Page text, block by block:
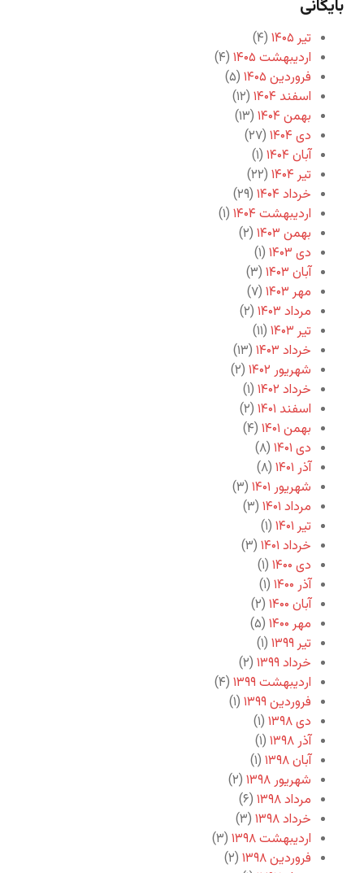
بایگانی
تیر ۱۴۰۵
(۴)
اردیبهشت ۱۴۰۵
(۴)
فروردین ۱۴۰۵
(۵)
اسفند ۱۴۰۴
(۱۲)
بهمن ۱۴۰۴
(۱۳)
دی ۱۴۰۴
(۲۷)
آبان ۱۴۰۴
(۱)
تیر ۱۴۰۴
(۲۲)
خرداد ۱۴۰۴
(۲۹)
اردیبهشت ۱۴۰۴
(۱)
بهمن ۱۴۰۳
(۲)
دی ۱۴۰۳
(۱)
آبان ۱۴۰۳
(۳)
مهر ۱۴۰۳
(۷)
مرداد ۱۴۰۳
(۲)
تیر ۱۴۰۳
(۱۱)
خرداد ۱۴۰۳
(۱۳)
شهریور ۱۴۰۲
(۲)
خرداد ۱۴۰۲
(۱)
اسفند ۱۴۰۱
(۲)
بهمن ۱۴۰۱
(۴)
دی ۱۴۰۱
(۸)
آذر ۱۴۰۱
(۸)
شهریور ۱۴۰۱
(۳)
مرداد ۱۴۰۱
(۳)
تیر ۱۴۰۱
(۱)
خرداد ۱۴۰۱
(۳)
دی ۱۴۰۰
(۱)
آذر ۱۴۰۰
(۱)
آبان ۱۴۰۰
(۲)
مهر ۱۴۰۰
(۵)
تیر ۱۳۹۹
(۱)
خرداد ۱۳۹۹
(۲)
اردیبهشت ۱۳۹۹
(۴)
فروردین ۱۳۹۹
(۱)
دی ۱۳۹۸
(۱)
آذر ۱۳۹۸
(۱)
آبان ۱۳۹۸
(۱)
شهریور ۱۳۹۸
(۲)
مرداد ۱۳۹۸
(۶)
خرداد ۱۳۹۸
(۳)
اردیبهشت ۱۳۹۸
(۳)
فروردین ۱۳۹۸
(۲)